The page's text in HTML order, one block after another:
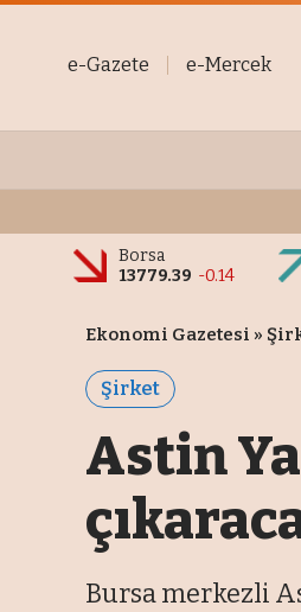
e-Gazete e-Mercek
Borsa
13779.39 -0.14
Ekonomi Gazetesi »
Şirket
Astin
Bursa merkezli